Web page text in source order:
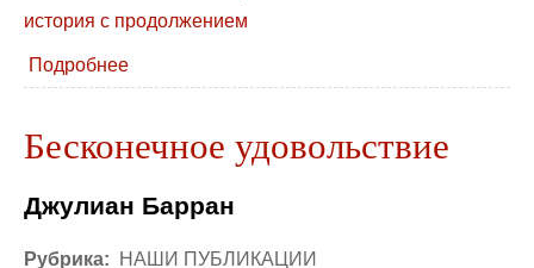
Подробнее
Бесконечное удовольствие
Джулиан Барран
Рубрика:
НАШИ ПУБЛИКАЦИИ